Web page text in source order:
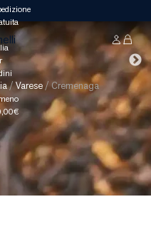
/Varese /Cremenaga